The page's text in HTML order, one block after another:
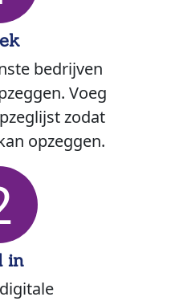
bedrijven
Voeg
zodat
opzeggen.
in